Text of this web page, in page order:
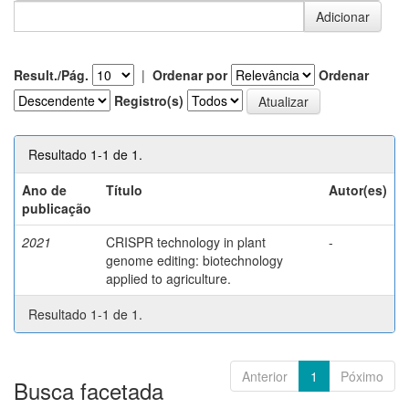
Result./Pág. | Ordenar por
Ordenar
Registro(s)
Resultado 1-1 de 1.
Ano de
publicação
Título Autor(es)
2021
CRISPR technology in plant
genome editing: biotechnology
applied to agriculture.
-
Resultado 1-1 de 1.
Anterior 1 Póximo
Busca facetada